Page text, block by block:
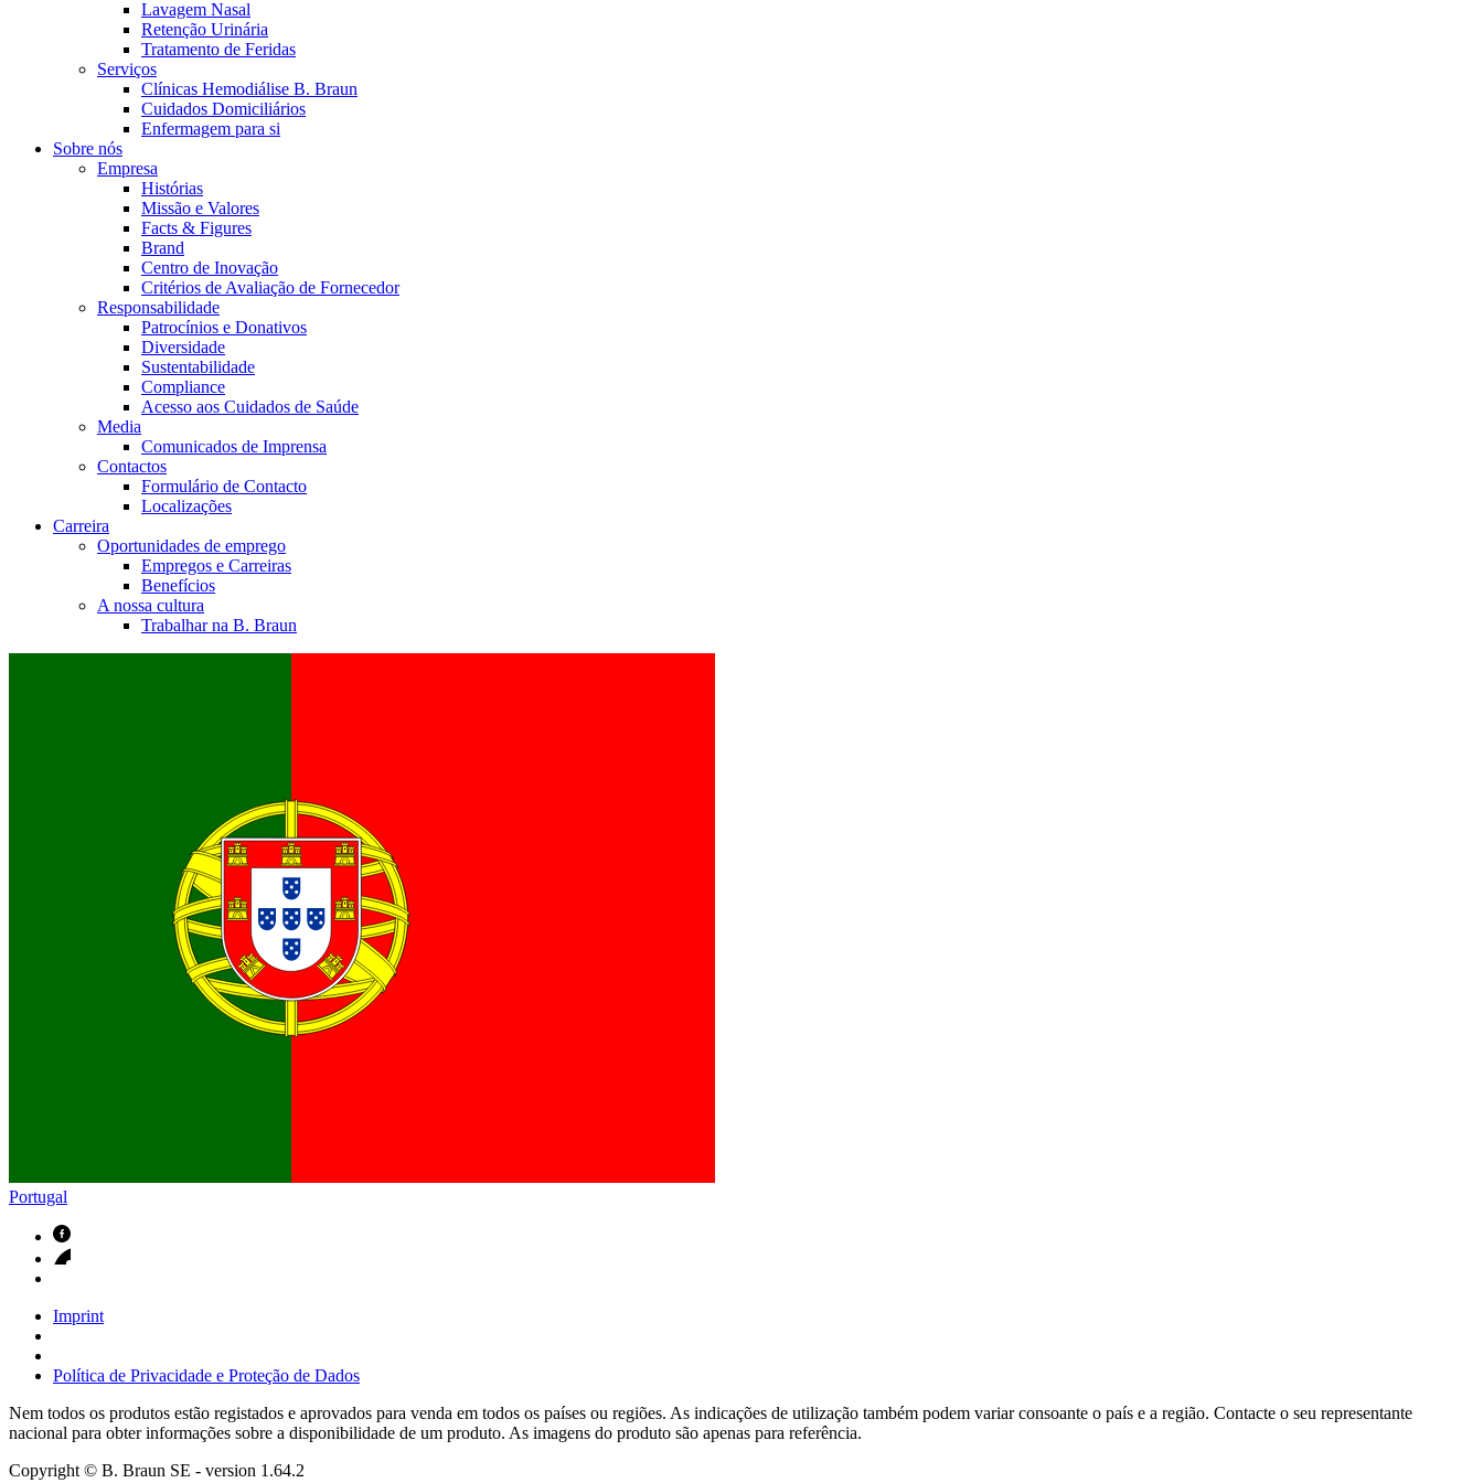
Catálogo de Produtos
Encontre o produto que procura. Visite o catálogo de produtos da B. Braun com o nosso portfólio completo.
Centro de Inovação
Vamos impulsionar juntos a inovação na tecnologia médica. Saiba mais sobre o nosso centro de inovação e apresente a sua ideia.
Lavagem Nasal
Retenção Urinária
Tratamento de Feridas
Serviços
Clínicas Hemodiálise B. Braun
Cuidados Domiciliários
Enfermagem para si
Sobre nós
Empresa
Histórias
Missão e Valores
Facts & Figures
Brand
Centro de Inovação
Critérios de Avaliação de Fornecedor
Responsabilidade
Patrocínios e Donativos
Diversidade
Sustentabilidade
Compliance
Acesso aos Cuidados de Saúde
Media
Comunicados de Imprensa
Contactos
Formulário de Contacto
Localizações
Carreira
Oportunidades de emprego
Empregos e Carreiras
Benefícios
A nossa cultura
Trabalhar na B. Braun
Portugal
Imprint
Política de Privacidade e Proteção de Dados
Nem todos os produtos estão registados e aprovados para venda em todos os países ou regiões. As indicações de utilização também podem variar consoante o país e a região. Contacte o seu representante
nacional para obter informações sobre a disponibilidade de um produto. As imagens do produto são apenas para referência.
Copyright © B. Braun SE - version 1.64.2